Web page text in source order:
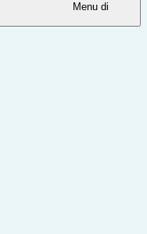
Menu di